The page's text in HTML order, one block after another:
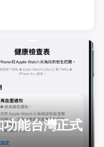
能台灣正式